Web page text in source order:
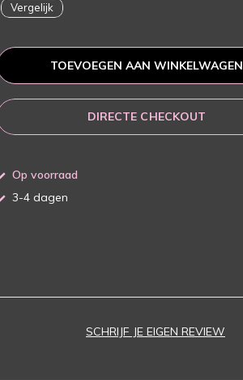
Vergelijk
TOEVOEGEN AAN WINKELWAGEN
DIRECTE CHECKOUT
Op voorraad
3-4 dagen
SCHRIJF JE EIGEN REVIEW